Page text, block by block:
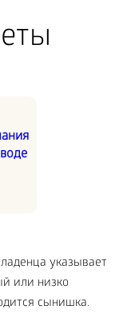
указывает
или низко
сынишка.